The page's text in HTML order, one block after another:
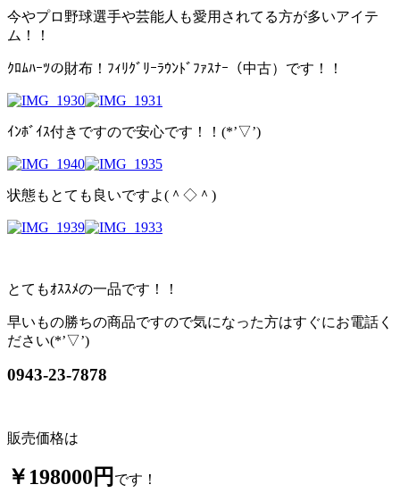
今やプロ野球選手や芸能人も愛用されてる方が多いアイテ
ム！！
ｸﾛﾑﾊｰﾂの財布！ﾌｨﾘｸﾞﾘｰﾗｳﾝﾄﾞﾌｧｽﾅｰ（中古）です！！
ｲﾝﾎﾞｲｽ付きですので安心です！！(*’▽’)
状態もとても良いですよ(＾◇＾)
とてもｵｽｽﾒの一品です！！
早いもの勝ちの商品ですので気になった方はすぐにお電話く
ださい(*’▽’)
0943-23-7878
販売価格は
￥198000円 です！